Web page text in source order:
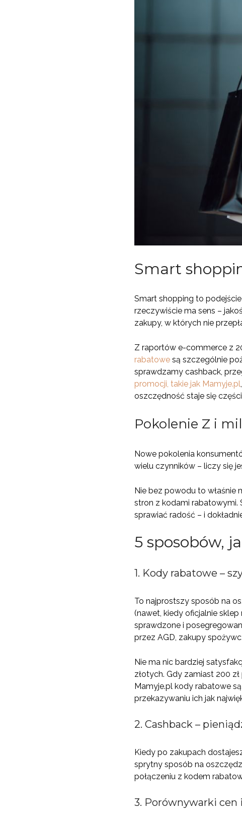
Smart
Smart shopping to
rzeczywiście ma sens –
zakupy, w których nie
Z raportów e-commerce z
rabatowe są szczególnie
sprawdzamy cashback,
promocji, takie jak Mamyje.pl
oszczędność staje się
Pokolenie Z i
Nowe pokolenia
wielu czynników – liczy się
Nie bez powodu to właśnie
stron z kodami rabatowymi.
sprawiać radość – i
5 sposobów,
1. Kody rabatowe –
To najprostszy sposób na
(nawet, kiedy oficjalnie
sprawdzone i
przez AGD, zakupy
Nie ma nic bardziej
złotych. Gdy zamiast 200
Mamyje.pl kody rabatowe
przekazywaniu ich jak
2. Cashback –
Kiedy po zakupach
sprytny sposób na
połączeniu z kodem
3. Porównywarki cen